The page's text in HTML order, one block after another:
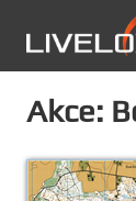
Akce: